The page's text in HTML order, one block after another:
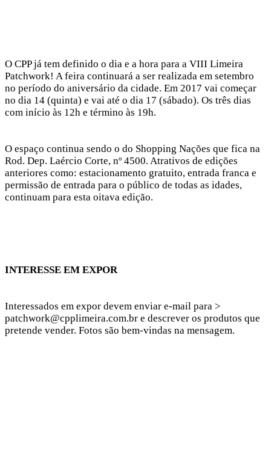
O CPP já tem definido o dia e a hora para a VIII Limeira
Patchwork! A feira continuará a ser realizada em setembro
no período do aniversário da cidade. Em 2017 vai começar
no dia 14 (quinta) e vai até o dia 17 (sábado). Os três dias
com início às 12h e término às 19h.
O espaço continua sendo o do Shopping Nações que fica na
Rod. Dep. Laércio Corte, nº 4500. Atrativos de edições
anteriores como: estacionamento gratuito, entrada franca e
permissão de entrada para o público de todas as idades,
continuam para esta oitava edição.
INTERESSE EM EXPOR
Interessados em expor devem enviar e-mail para >
patchwork@cpplimeira.com.br e descrever os produtos que
pretende vender. Fotos são bem-vindas na mensagem.